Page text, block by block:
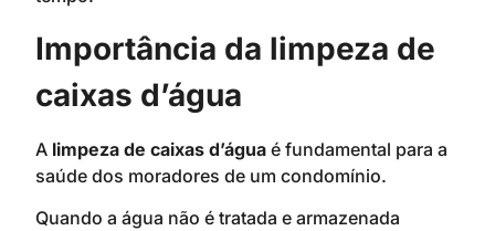
Importância da limpeza de
caixas d’água
A limpeza de caixas d’água é fundamental para a
saúde dos moradores de um condomínio.
Quando a água não é tratada e armazenada